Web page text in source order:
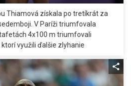
Thiamová získala po tretíkrát za
V Paríži triumfovala
4x100 m triumfovali
využili ďalšie zlyhanie
po päťtisícke triumfovala aj v behu